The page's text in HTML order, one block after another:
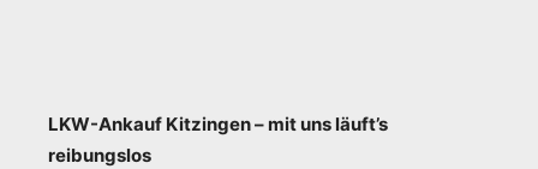
LKW-Ankauf Kitzingen – mit uns läuft’s
reibungslos